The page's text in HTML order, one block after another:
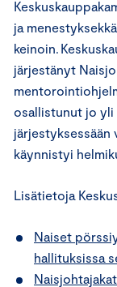
ja
keinoin.
järjestänyt
osallistunut jo yli
järjestyksessään
käynnistyi
Lisätietoja
Naiset
hallituksissa